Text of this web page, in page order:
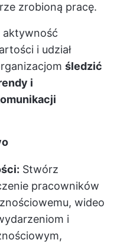
zrobioną pracę.
aktywność
i udział
śledzić
i
Stwórz
pracowników
wideo
i